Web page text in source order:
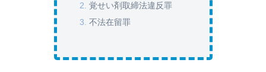
覚せい剤取締法違反罪
不法在留罪